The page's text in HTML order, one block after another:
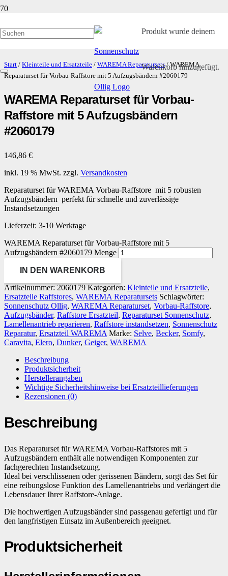
Produktwurde deinem
Warenkorb hinzugefügt.
Start / Kleinteile und Ersatzteile / WAREMA Reparatursets/ WAREMA
Reparaturset für Vorbau-Raffstore mit 5 Aufzugsbändern #2060179
WAREMA Reparaturset für Vorbau-
Raffstore mit 5 Aufzugsbändern
#2060179
146,86 €
inkl. 19 % MwSt. zzgl. Versandkosten
Reparaturset für WAREMA Vorbau-Raffstore mit 5 robusten
Aufzugsbändern perfekt für schnelle und zuverlässige
Instandsetzungen
Lieferzeit: 3-10 Werktage
WAREMA Reparaturset für Vorbau-Raffstore mit 5
Aufzugsbändern #2060179 Menge
IN DEN WARENKORB
Artikelnummer:2060179 Kategorien: Kleinteile und Ersatzteile,
Ersatzteile Raffstores, WAREMA Reparatursets Schlagwörter:
Sonnenschutz Ollig, WAREMA Reparaturset, Vorbau-Raffstore,
Aufzugsbänder, Raffstore Ersatzteil, Reparaturset Sonnenschutz,
Lamellenantrieb reparieren, Raffstore instandsetzen, Sonnenschutz
Reparatur, Ersatzteil WAREMA Marke: Selve, Becker, Somfy,
Caravita, Elero, Dunker, Geiger, WAREMA
Beschreibung
Produktsicherheit
Herstellerangaben
Wichtige Sicherheitshinweise bei Ersatzteillieferungen
Rezensionen (0)
Beschreibung
Das Reparaturset für WAREMA Vorbau-Raffstores mit 5
Aufzugsbändern enthält alle notwendigen Komponenten zur
fachgerechten Instandsetzung.
Ideal bei verschlissenen oder gerissenen Bändern, sorgt das Set für
eine reibungslose Funktion des Lamellenantriebs und verlängert die
Lebensdauer Ihrer Raffstore-Anlage.
Die hochwertigen Aufzugsbänder sind passgenau gefertigt und für
den langfristigen Einsatz im Außenbereich geeignet.
Produktsicherheit